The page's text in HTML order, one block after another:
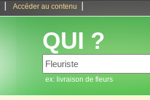
Accéder au contenu
QUI ?
ex: livraison de fleurs